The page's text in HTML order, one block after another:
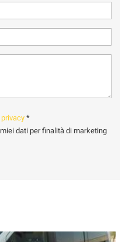
*
dati per finalità di marketing